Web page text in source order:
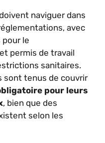
naviguer dans
avec
le
permis de travail
sanitaires.
sont tenus de couvrir
pour leurs
, bien que des
selon les